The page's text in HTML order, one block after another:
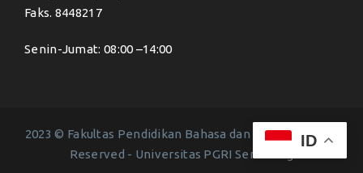
Faks. 8448217
Senin-Jumat: 08:00 –14:00
2023 © Fakultas Pendidikan Bahasa dan Seni - All Right
Reserved - Universitas PGRI Semarang
ID